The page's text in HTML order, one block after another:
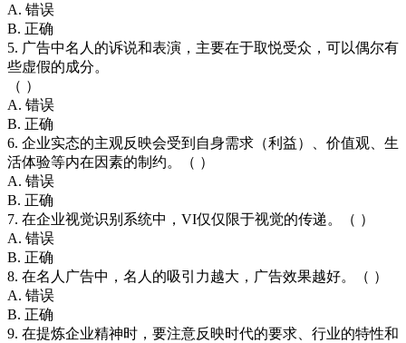
A. 错误
B. 正确
5. 广告中名人的诉说和表演，主要在于取悦受众，可以偶尔有
些虚假的成分。
（ ）
A. 错误
B. 正确
6. 企业实态的主观反映会受到自身需求（利益）、价值观、生
活体验等内在因素的制约。（ ）
A. 错误
B. 正确
7. 在企业视觉识别系统中，VI仅仅限于视觉的传递。（ ）
A. 错误
B. 正确
8. 在名人广告中，名人的吸引力越大，广告效果越好。（ ）
A. 错误
B. 正确
9. 在提炼企业精神时，要注意反映时代的要求、行业的特性和